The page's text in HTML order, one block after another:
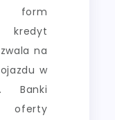
form
na
w
Banki
oferty